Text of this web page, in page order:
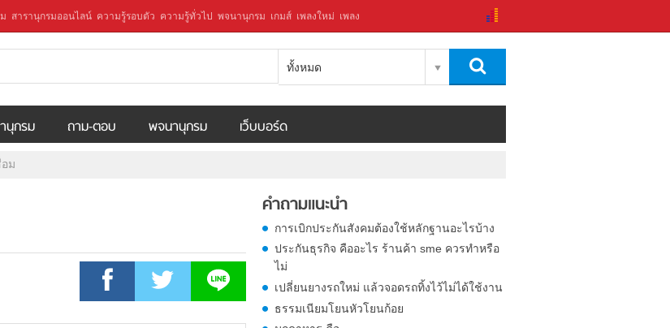
สารานุกรมออนไลน์ ความรู้รอบตัว ความรู้ทั่วไป พจนานุกรม เกมส์ เพลงใหม่ เพลง
ทั้งหมด
นุกรม ถาม-ตอบ พจนานุกรม เว็บบอร์ด
ม
คำถามแนะนำ
การเบิกประกันสังคมต้องใช้หลักฐานอะไรบ้าง
ประกันธุรกิจ คืออะไร ร้านค้า sme ควรทำหรือ
ไม่
เปลี่ยนยางรถใหม่ แล้วจอดรถทิ้งไว้ไม่ได้ใช้งาน
ธรรมเนียมโยนหัวโยนก้อย